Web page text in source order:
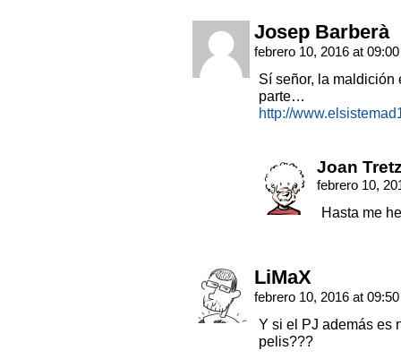
Josep Barberà
febrero 10, 2016 at
Sí señor, la maldición
parte…
http://
Joan
febrero 10,
Hasta me
LiMaX
febrero 10, 2016 at
Y si el PJ además es
pelis???